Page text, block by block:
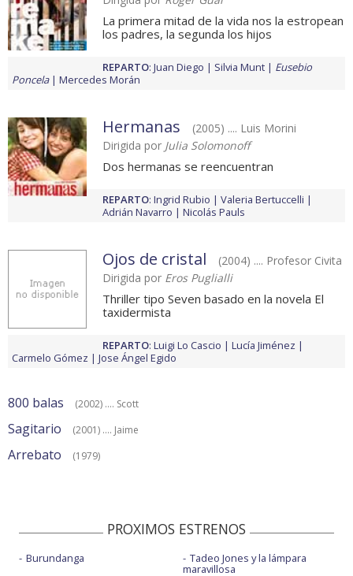
La primera mitad de la vida nos la estropean
los padres, la segunda los hijos
REPARTO: Juan Diego Silvia Munt
Eusebio
Poncela
Mercedes Morán
Hermanas
(2005) .... Luis Morini
Dirigida por Julia Solomonoff
Dos hermanas se reencuentran
REPARTO: Ingrid Rubio
Valeria Bertuccelli
Adrián Navarro
Nicolás Pauls
Ojos de cristal
(2004) .... Profesor Civita
Dirigida por Eros Puglialli
Thriller tipo Seven basado en la novela El
taxidermista
REPARTO: Luigi Lo Cascio
Lucía Jiménez
Carmelo Gómez
Jose Ángel Egido
800 balas (2002) .... Scott
Sagitario (2001) .... Jaime
Arrebato (1979)
PROXIMOS ESTRENOS
Burundanga
Tadeo Jones y la lámpara
maravillosa